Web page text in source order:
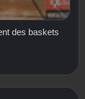
des baskets